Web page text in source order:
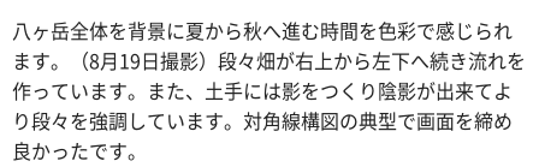
八ヶ岳全体を背景に夏から秋へ進む時間を色彩で感じられ
ます。（8月19日撮影）段々畑が右上から左下へ続き流れを
作っています。また、土手には影をつくり陰影が出来てよ
り段々を強調しています。対角線構図の典型で画面を締め
良かったです。